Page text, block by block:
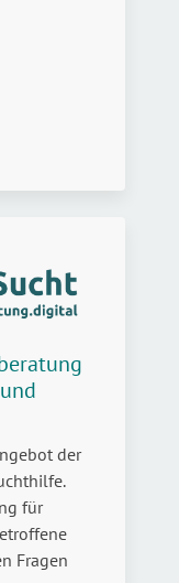
der
für
Fragen